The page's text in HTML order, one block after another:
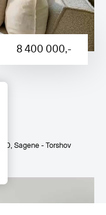
8 400 000,-
20, Sagene - Torshov